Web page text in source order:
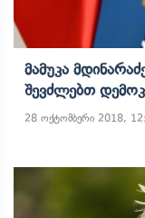
Მამუკა
Შევძლებთ
28 ოქტომბერი 2018,